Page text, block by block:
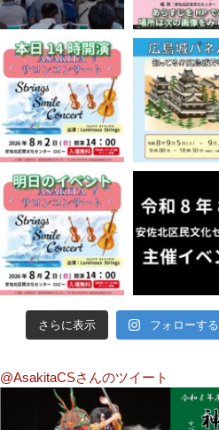
さらに表示 フォローする
@AsakitaCSさんのツイート